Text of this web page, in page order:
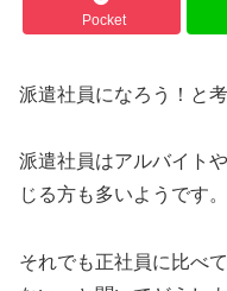
Pocket
派遣社員になろう！と
派遣社員はアルバイト
じる方も多いようです。
それでも正社員に比べ